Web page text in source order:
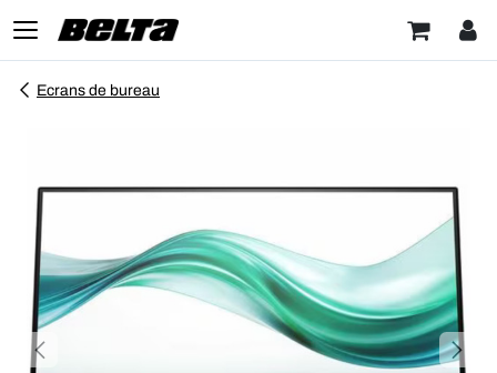
Ecrans de bureau